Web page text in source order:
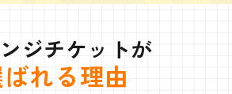
ジチケットが
れる理由